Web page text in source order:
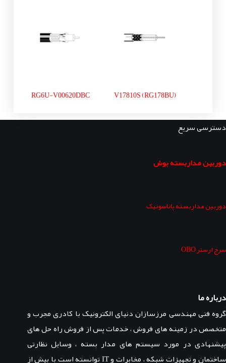
V17810S (RG178BU)
RG6U-V00620DBC
دسترسی سریع
دوربین مداربسته بوش
دوربین مداربسته پاناسونیک
سرج ارستر OBO
درباره ما
گروه فنی مهندسی مرزسازان دنیای الکترونیک با کادری مجرب و
متخصص در زمینه های فروش ، خدمات پس از فروش راه حل های
پیشنهادی در مورد سیستم های مدار بسته ، وسایل نظارتی
ساختمان و تجهیزات شبکه ، مخابرات و IT توانسته است با بیش از